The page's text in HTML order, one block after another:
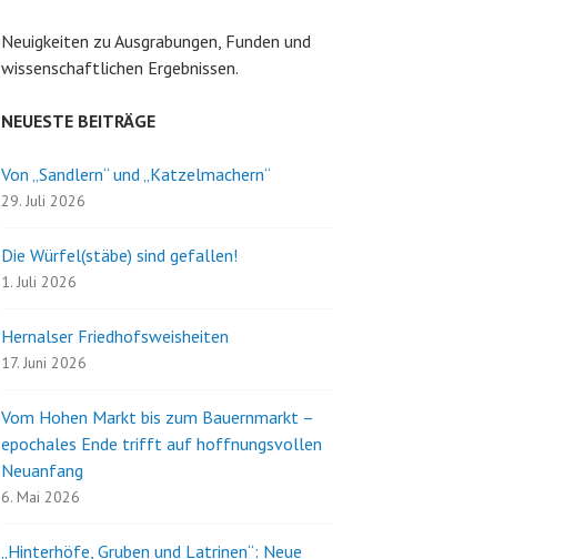
Neuigkeiten zu Ausgrabungen, Funden und
wissenschaftlichen Ergebnissen.
NEUESTE BEITRÄGE
Von „Sandlern“ und „Katzelmachern“
29. Juli 2026
Die Würfel(stäbe) sind gefallen!
1. Juli 2026
Hernalser Friedhofsweisheiten
17. Juni 2026
Vom Hohen Markt bis zum Bauernmarkt –
epochales Ende trifft auf hoffnungsvollen
Neuanfang
6. Mai 2026
„Hinterhöfe, Gruben und Latrinen“: Neue